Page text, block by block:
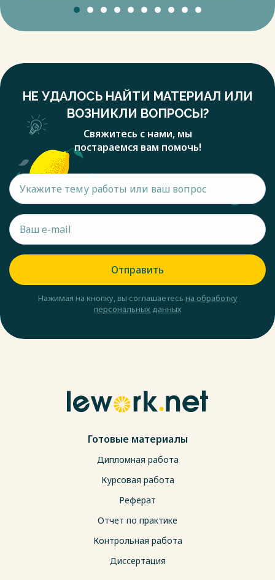
НЕ УДАЛОСЬ НАЙТИ МАТЕРИАЛ ИЛИ
ВОЗНИКЛИ ВОПРОСЫ?
Свяжитесь с нами, мы
постараемся вам помочь!
Отправить
Нажимая на кнопку, вы соглашаетесь на обработку
персональных данных
Готовые материалы
Дипломная работа
Курсовая работа
Реферат
Отчет по практике
Контрольная работа
Диссертация